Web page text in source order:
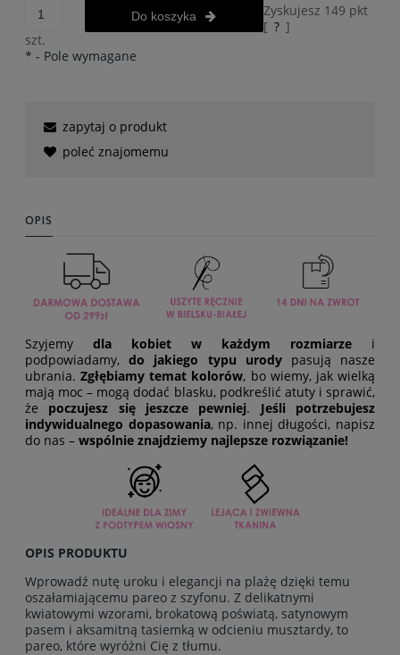
szt.
Do koszyka Zyskujesz 149 pkt
[ ? ]
* - Pole wymagane
zapytaj o produkt
poleć znajomemu
OPIS
Szyjemy dla kobiet w każdym rozmiarze i
podpowiadamy,do jakiego typu urodypasują nasze
ubrania.Zgłębiamy temat kolorów, bo wiemy, jak wielką
mają moc – mogą dodać blasku, podkreślić atuty i sprawić,
że poczujesz się jeszcze pewniej. Jeśli potrzebujesz
indywidualnego dopasowania, np. innej długości, napisz
do nas – wspólnie znajdziemy najlepsze rozwiązanie!
OPIS PRODUKTU
Wprowadź nutę uroku i elegancji na plażę dzięki temu
oszałamiającemu pareo z szyfonu. Z delikatnymi
kwiatowymi wzorami, brokatową poświatą, satynowym
pasem i aksamitną tasiemką w odcieniu musztardy, to
pareo, które wyróżni Cię z tłumu.